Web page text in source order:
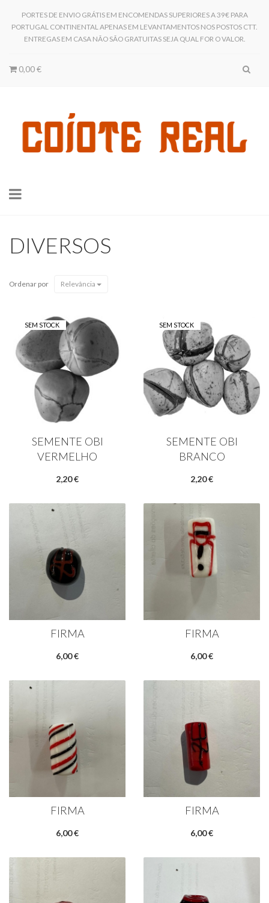
PORTES DE ENVIO GRÁTIS EM ENCOMENDAS SUPERIORES A 39€ PARA
PORTUGAL CONTINENTAL APENAS EM LEVANTAMENTOS NOS POSTOS CTT.
ENTREGAS EM CASA NÃO SÃO GRATUITAS SEJA QUAL FOR O VALOR.
0,00 €
Toggle
DIVERSOS
Ordenar por Relevância
SEM STOCK
SEMENTE OBI
VERMELHO
2,20 €
SEM STOCK
SEMENTE OBI
BRANCO
2,20 €
FIRMA
6,00 €
FIRMA
6,00 €
FIRMA
6,00 €
FIRMA
6,00 €